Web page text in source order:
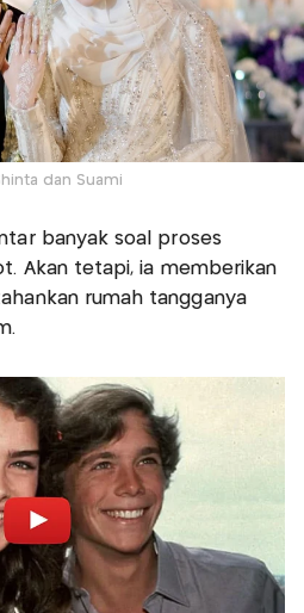
dan Suami
banyak soal proses
Akan tetapi, ia memberikan
rumah tangganya